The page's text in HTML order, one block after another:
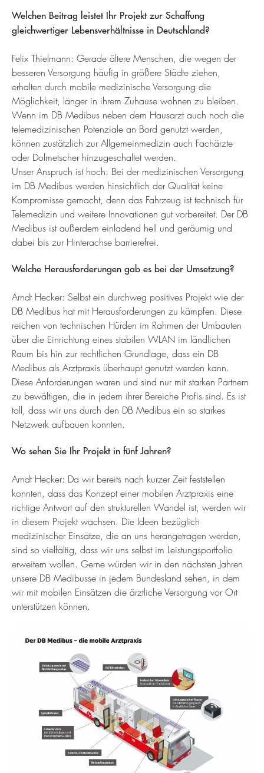
Welchen Beitrag leistet Ihr Projekt zur Schaffung
gleichwertiger Lebensverhältnisse in Deutschland?
Felix Thielmann: Gerade ältere Menschen, die wegen der
besseren Versorgung häufig in größere Städte ziehen,
erhalten durch mobile medizinische Versorgung die
Möglichkeit, länger in ihrem Zuhause wohnen zu bleiben.
Wenn im DB Medibus neben dem Hausarzt auch noch die
telemedizinischen Potenziale an Bord genutzt werden,
können zustätzlich zur Allgemeinmedizin auch Fachärzte
oder Dolmetscher hinzugeschaltet werden.
Unser Anspruch ist hoch: Bei der medizinischen Versorgung
im DB Medibus werden hinsichtlich der Qualität keine
Kompromisse gemacht, denn das Fahrzeug ist technisch für
Telemedizin und weitere Innovationen gut vorbereitet. Der DB
Medibus ist außerdem einladend hell und geräumig und
dabei bis zur Hinterachse barrierefrei.
Welche Herausforderungen gab es bei der Umsetzung?
Arndt Hecker: Selbst ein durchweg positives Projekt wie der
DB Medibus hat mit Herausforderungen zu kämpfen. Diese
reichen von technischen Hürden im Rahmen der Umbauten
über die Einrichtung eines stabilen WLAN im ländlichen
Raum bis hin zur rechtlichen Grundlage, dass ein DB
Medibus als Arztpraxis überhaupt genutzt werden kann.
Diese Anforderungen waren und sind nur mit starken Partnern
zu bewältigen, die in jedem ihrer Bereiche Profis sind. Es ist
toll, dass wir uns durch den DB Medibus ein so starkes
Netzwerk aufbauen konnten.
Wo sehen Sie Ihr Projekt in fünf Jahren?
Arndt Hecker: Da wir bereits nach kurzer Zeit feststellen
konnten, dass das Konzept einer mobilen Arztpraxis eine
richtige Antwort auf den strukturellen Wandel ist, werden wir
in diesem Projekt wachsen. Die Ideen bezüglich
medizinischer Einsätze, die an uns herangetragen werden,
sind so vielfältig, dass wir uns selbst im Leistungsportfolio
erweitern wollen. Gerne würden wir in den nächsten Jahren
unsere DB Medibusse in jedem Bundesland sehen, in dem
wir mit mobilen Einsätzen die ärztliche Versorgung vor Ort
unterstützen können.